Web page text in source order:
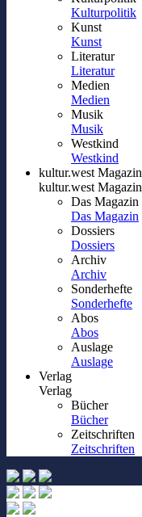
Kulturpolitik
Kunst
Kunst
Literatur
Literatur
Medien
Medien
Musik
Musik
Westkind
Westkind
kultur.west Magazin
kultur.west Magazin
Das Magazin
Das Magazin
Dossiers
Dossiers
Archiv
Archiv
Sonderhefte
Sonderhefte
Abos
Abos
Auslage
Auslage
Verlag
Verlag
Bücher
Bücher
Zeitschriften
Zeitschriften